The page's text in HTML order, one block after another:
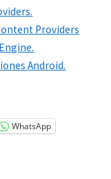
Providers
Android.
WhatsApp